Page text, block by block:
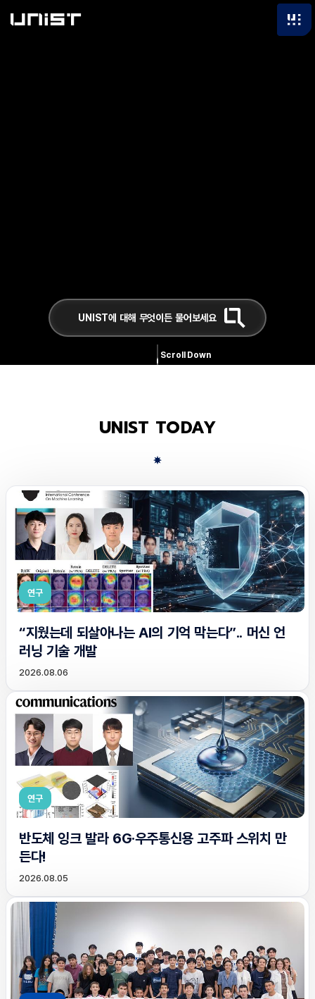
Scroll Down
UNIST TODAY
연구
“지웠는데 되살아나는 AI의 기억 막는다”.. 머신 언
러닝 기술 개발
2026.08.06
연구
반도체 잉크 발라 6G·우주통신용 고주파 스위치 만
든다!
2026.08.05